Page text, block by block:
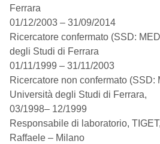
Ferrara
01/12/2003 – 31/09/2014
Ricercatore confermato (SSD:
degli Studi di Ferrara
01/11/1999 – 31/11/2003
Ricercatore non confermato (SSD:
Università degli Studi di Ferrara,
03/1998– 12/1999
Responsabile di laboratorio,
Raffaele – Milano